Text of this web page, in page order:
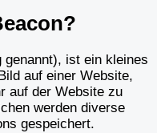
genannt), ist ein kleines
auf einer Website,
auf der Website zu
werden diverse
gespeichert.